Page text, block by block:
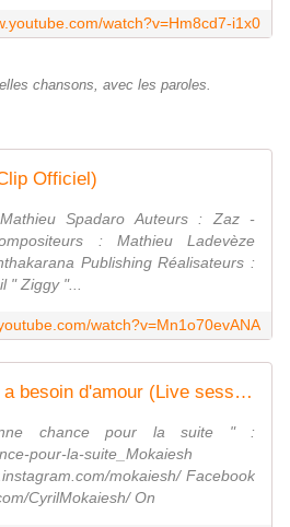
watch?v=Hm8cd7-i1x0
chansons, avec les paroles.
Officiel)
Spadaro Auteurs : Zaz -
: Mathieu Ladevèze
Publishing Réalisateurs :
" Ziggy "...
watch?v=Mn1o70evANA
Cyril Mokaiesh - On a besoin d'amour (Live session)
chance pour la suite " :
pour-la-suite_Mokaiesh
mokaiesh/ Facebook
CyrilMokaiesh/ On